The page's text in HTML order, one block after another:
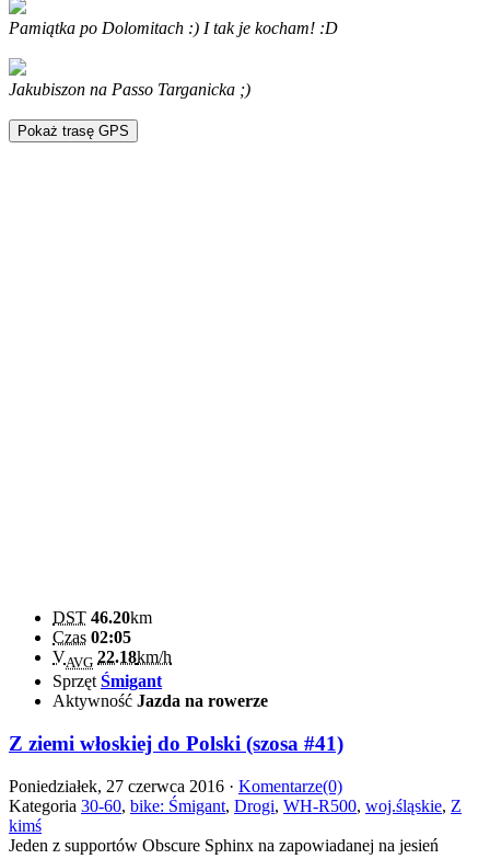
Pamiątka po Dolomitach :) I tak je kocham! :D
Jakubiszon na Passo Targanicka ;)
Pokaż trasę GPS
DST 46.20km
Czas 02:05
VAVG 22.18km/h
Sprzęt Śmigant
Aktywność Jazda na rowerze
Z ziemi włoskiej do Polski (szosa #41)
Poniedziałek, 27 czerwca 2016 · Komentarze(0)
Kategoria 30-60, bike: Śmigant, Drogi, WH-R500, woj.śląskie, Z
kimś
Jeden z supportów Obscure Sphinx na zapowiadanej na jesień